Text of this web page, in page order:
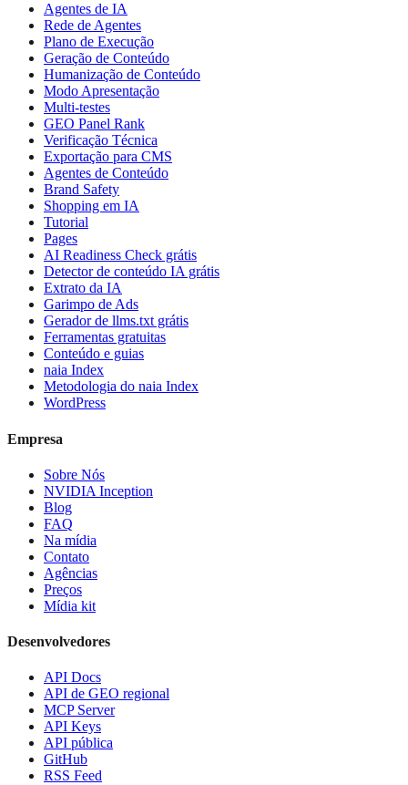
Agentes de IA
Rede de Agentes
Plano de Execução
Geração de Conteúdo
Humanização de Conteúdo
Modo Apresentação
Multi-testes
GEO Panel Rank
Verificação Técnica
Exportação para CMS
Agentes de Conteúdo
Brand Safety
Shopping em IA
Tutorial
Pages
AI Readiness Check grátis
Detector de conteúdo IA grátis
Extrato da IA
Garimpo de Ads
Gerador de llms.txt grátis
Ferramentas gratuitas
Conteúdo e guias
naia Index
Metodologia do naia Index
WordPress
Empresa
Sobre Nós
NVIDIA Inception
Blog
FAQ
Na mídia
Contato
Agências
Preços
Mídia kit
Desenvolvedores
API Docs
API de GEO regional
MCP Server
API Keys
API pública
GitHub
RSS Feed